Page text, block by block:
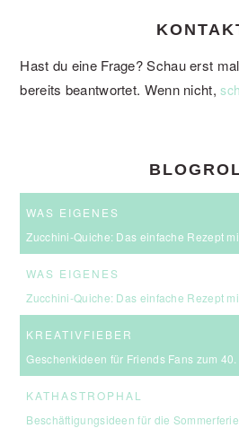
Hast du eine Frage? Schau erst mal
bereits beantwortet. Wenn nicht,
WAS EIGENES
Zucchini-Quiche: Das einfache Rezept mit
WAS EIGENES
Zucchini-Quiche: Das einfache Rezept mit
KREATIVFIEBER
Geschenkideen für Friends Fans zum
KATHASTROPHAL
Beschäftigungsideen für die Sommerferien 2026 – in